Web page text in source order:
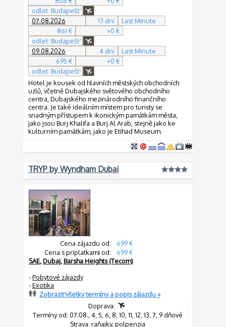
odlet: Budapešť
07.08.2026
13 dní
Last Minute
861 €
+0 €
odlet: Budapešť
09.08.2026
4 dni
Last Minute
695 €
+0 €
odlet: Budapešť
Hotel je kousek od hlavních městských obchodních
uzlů, včetně Dubajského světového obchodního
centra, Dubajského mezinárodního finančního
centra. Je také ideálním místem pro turisty se
snadným přístupem k ikonickým památkám města,
jako jsou Burj Khalifa a Burj Al Arab, stejně jako ke
kulturním památkám, jako je Etihad Museum.
TRYP by Wyndham Dubai
Cena zájazdu od:
699 €
Cena s príplatkami od:
699 €
SAE,Dubaj,Barsha Heights (Tecom)
-Pobytové zájazdy
-Exotika
Zobraziť všetky termíny a popis zájazdu »
Doprava:
Termíny od: 07.08., 4, 5, 6, 8, 10, 11, 12, 13, 7, 9 dňové
Strava: raňajky, polpenzia